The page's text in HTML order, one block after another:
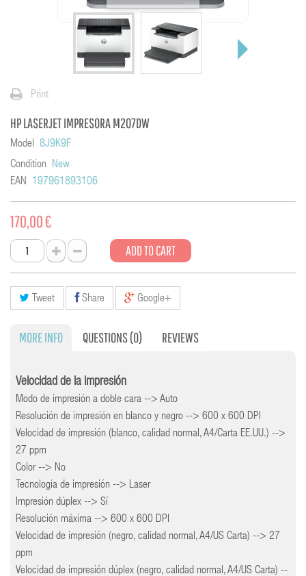
Print
HP LASERJET IMPRESORA M207DW
Model 8J9K9F
Condition New
EAN
197961893106
170,00 €
ADD TO CART
Tweet Share Google+
MORE INFO QUESTIONS(0) REVIEWS
Velocidad de la impresión
Modo de impresión a doble cara --> Auto
Resolución de impresión en blanco y negro --> 600 x 600 DPI
Velocidad de impresión (blanco, calidad normal, A4/Carta EE.UU.) -->
27 ppm
Color --> No
Tecnología de impresión --> Laser
Impresión dúplex --> Sí
Resolución máxima --> 600 x 600 DPI
Velocidad de impresión (negro, calidad normal, A4/US Carta) --> 27
ppm
Velocidad de impresión dúplex (negro, calidad normal, A4/US Carta) --